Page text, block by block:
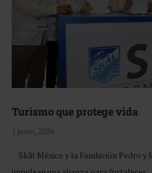
Turismo que protege vida
1 junio, 2026
Skål México y la Fundación Pedro y